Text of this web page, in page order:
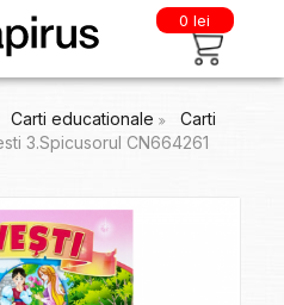
0 lei
Carti educationale
Carti
3.Spicusorul CN664261